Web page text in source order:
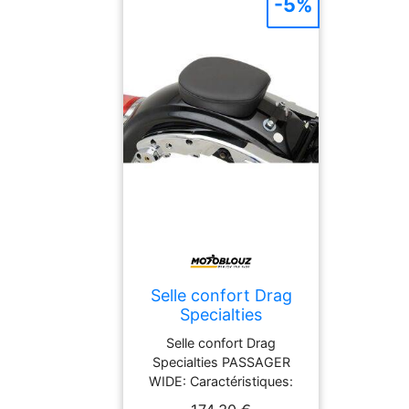
Selle confort Drag
Specialties
PASSAGER WIDE
Selle confort Drag
Specialties PASSAGER
WIDE: Caractéristiques:
-5%